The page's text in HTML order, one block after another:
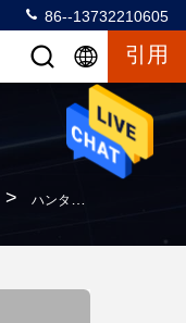
86--13732210605
引用
> ハンターの実験室色測定色の計器、ハンターの実験室の測色計LEDの光源